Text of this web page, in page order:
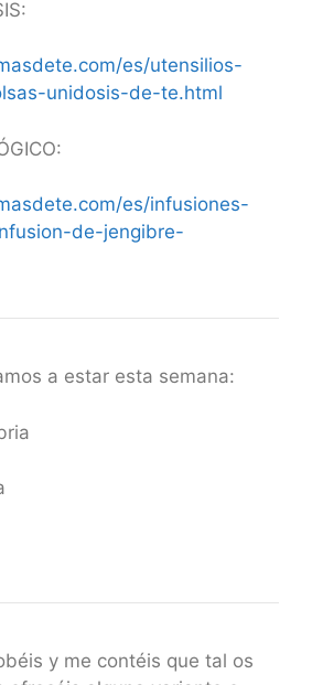
es/utensilios-
unidosis-de-te.html
es/infusiones-
de-jengibre-
a estar esta semana:
y me contéis que tal os